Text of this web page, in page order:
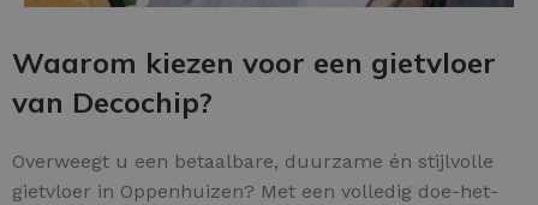
Waarom kiezen voor een gietvloer
van Decochip?
Overweegt u een betaalbare, duurzame én stijlvolle
gietvloer in Oppenhuizen? Met een volledig doe-het-